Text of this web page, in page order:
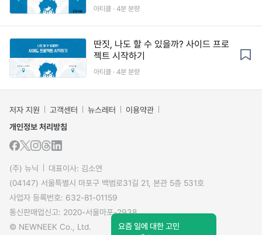
아티클 · 4분 분량
딴짓, 나도 할 수 있을까? 사이드 프로
젝트 시작하기
아티클 · 4분 분량
저자 지원 고객센터 뉴스레터
이용약관
개인정보 처리방침
(주) 뉴닉
대표이사: 김소연
(04147) 서울특별시 마포구 백범로31길 21, 본관 5층 531호
사업자 등록번호: 632-81-01159
통신판매업신고: 2020-서울마포-2938
© NEWNEEK Co., Ltd.
요즘 일에 대한 고민